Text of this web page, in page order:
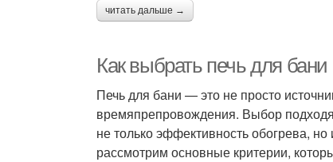
читать дальше →
Как выбрать печь для
Печь для бани — это не просто
времяпрепровождения. Выбор
не только эффективность обогрева, но
рассмотрим основные критерии,